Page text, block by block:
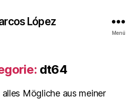
López
Menü
dt64
Mögliche aus meiner